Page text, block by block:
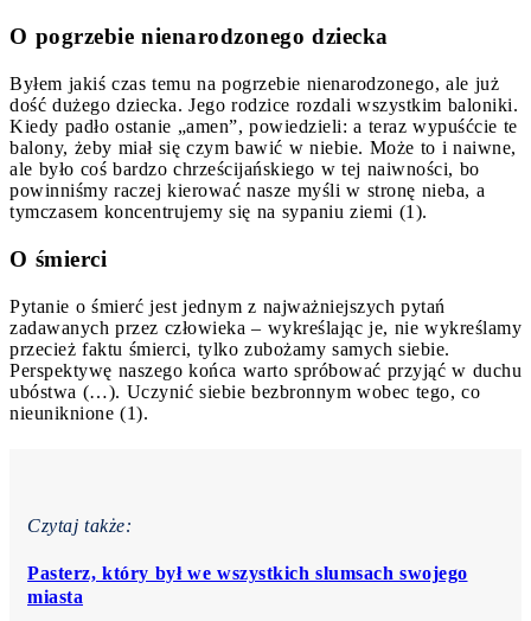
O pogrzebie nienarodzonego dziecka
Byłem jakiś czas temu na pogrzebie nienarodzonego, ale już
dość dużego dziecka. Jego rodzice rozdali wszystkim baloniki.
Kiedy padło ostanie „amen”, powiedzieli: a teraz wypuśćcie te
balony, żeby miał się czym bawić w niebie. Może to i naiwne,
ale było coś bardzo chrześcijańskiego w tej naiwności, bo
powinniśmy raczej kierować nasze myśli w stronę nieba, a
tymczasem koncentrujemy się na sypaniu ziemi (1).
O śmierci
Pytanie o śmierć jest jednym z najważniejszych pytań
zadawanych przez człowieka – wykreślając je, nie wykreślamy
przecież faktu śmierci, tylko zubożamy samych siebie.
Perspektywę naszego końca warto spróbować przyjąć w duchu
ubóstwa (…). Uczynić siebie bezbronnym wobec tego, co
nieuniknione (1).
Czytaj także:
Pasterz, który był we wszystkich slumsach swojego
miasta